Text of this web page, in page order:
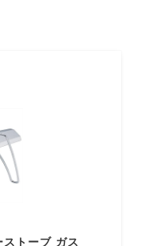
トーブ ガス